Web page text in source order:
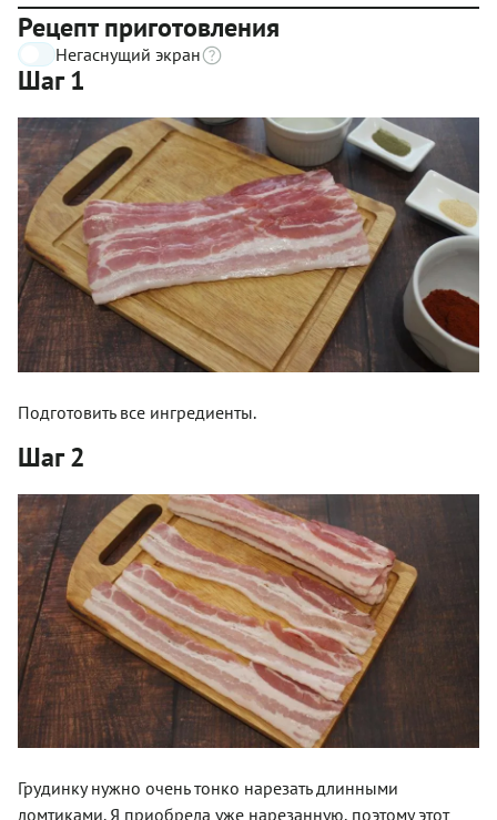
Рецепт приготовления
Негаснущий экран
Шаг 1
Подготовить все ингредиенты.
Шаг 2
Грудинку нужно очень тонко нарезать длинными
ломтиками. Я приобрела уже нарезанную, поэтому этот